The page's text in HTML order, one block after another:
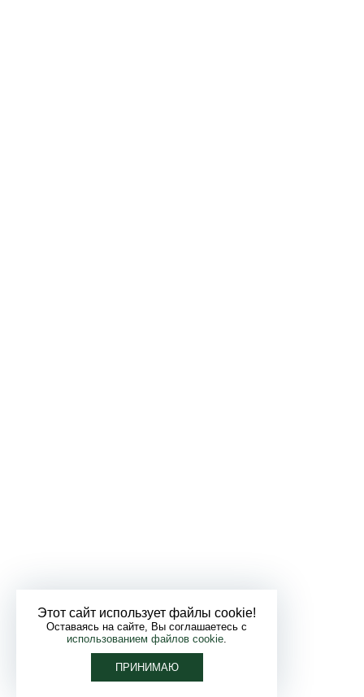
Этот сайт использует файлы cookie!
Оставаясь на сайте, Вы соглашаетесь с
использованием файлов cookie.
ПРИНИМАЮ